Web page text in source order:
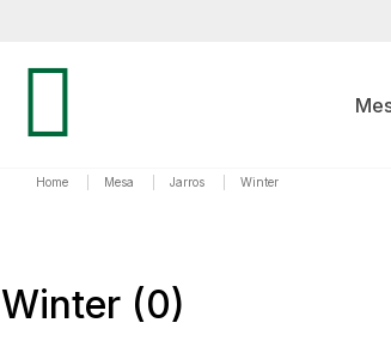
Home Mesa Jarros Winter
Winter (0)